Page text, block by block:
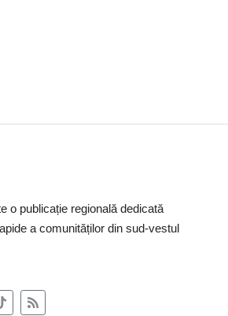
o publicație regională dedicată
a comunităților din sud-vestul